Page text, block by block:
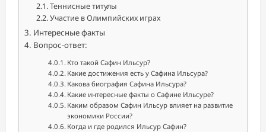
Теннисные титулы
Участие в Олимпийских играх
Интересные факты
Вопрос-ответ:
Кто такой Сафин Ильсур?
Какие достижения есть у Сафина Ильсура?
Какова биография Сафина Ильсура?
Какие интересные факты о Сафине Ильсуре?
Каким образом Сафин Ильсур влияет на развитие
экономики России?
Когда и где родился Ильсур Сафин?